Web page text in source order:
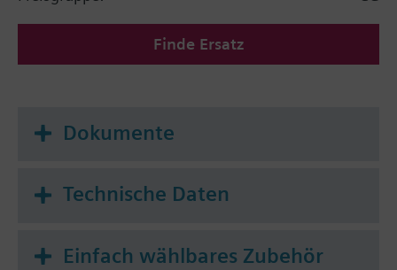
VPD../VPE.., Siemens Kleinventile VD1..CLC und auf
Heizkörperventile mit Anschluss M30 x 1,5 ohne
Adapter (Heimeier, Cazzaniga, Oventrop M30x1,5,
Minimaler Hub von 1,2 mm nötig für
Finde Ersatz
Dokumente
Technische Daten
Einfach wählbares Zubehör